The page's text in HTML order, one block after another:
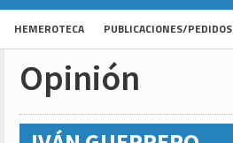
HEMEROTECA PUBLICACIONES/PEDIDOS
Opinión